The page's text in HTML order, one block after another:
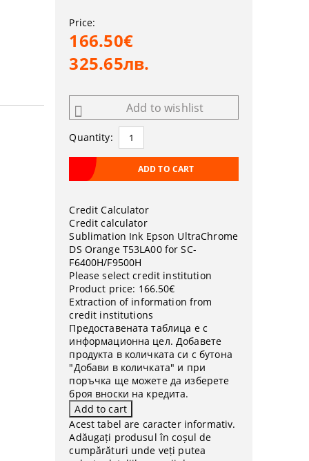
Price:
166.50€
325.65лв.
Add to wishlist
Quantity:
Credit Calculator
Credit calculator
Sublimation Ink Epson UltraChrome
DS Orange T53LA00 for SC-
F6400H/F9500H
Please select credit institution
Product price: 166.50€
Extraction of information from
credit institutions
Предоставената таблица е с
информационна цел. Добавете
продукта в количката си с бутона
"Добави в количката" и при
поръчка ще можете да изберете
броя вноски на кредита.
Acest tabel are caracter informativ.
Adăugați produsul în coșul de
cumpărături unde veți putea